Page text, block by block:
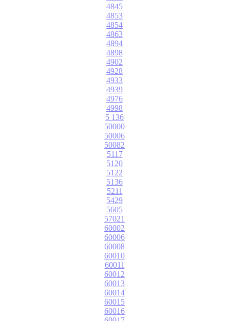
4845
4853
4854
4863
4894
4898
4902
4928
4933
4939
4976
4998
5 136
50000
50006
50082
5117
5120
5122
5136
5211
5429
5605
57021
60002
60006
60008
60010
60011
60012
60013
60014
60015
60016